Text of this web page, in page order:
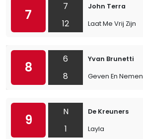
7
7
12
John Terra
Laat Me Vrij Zijn
8
6
8
Yvan Brunetti
Geven En Nemen
9
N
1
De Kreuners
Layla